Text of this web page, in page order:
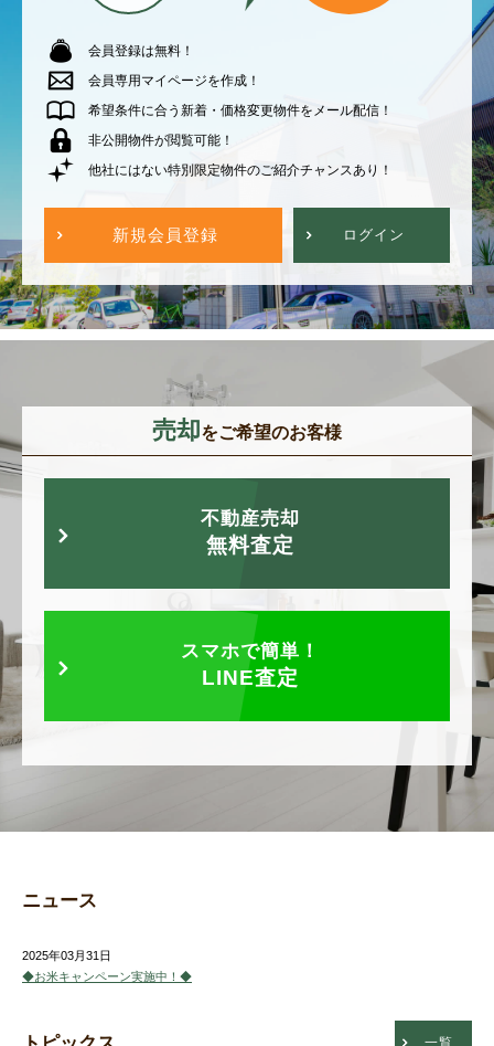
会員登録は無料！
会員専用マイページを作成！
希望条件に合う新着・価格変更物件をメール配信！
非公開物件が閲覧可能！
他社にはない特別限定物件のご紹介チャンスあり！
新規会員登録 ログイン
売却をご希望のお客様
不動産売却
無料査定
スマホで簡単！
LINE査定
ニュース
2025年03月31日
◆お米キャンペーン実施中！◆
一覧